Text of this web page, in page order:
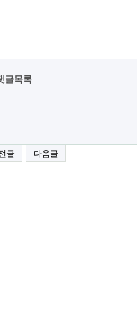
글목록
글 다음글